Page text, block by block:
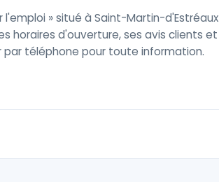
» situé à Saint-Martin-d'Estréaux
horaires d'ouverture, ses avis clients et
par téléphone pour toute information.